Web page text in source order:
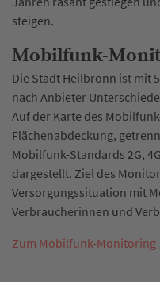
steigen.
Mobilfunk-
Die Stadt Heilbronn ist mit
nach Anbieter
Auf der Karte des
Flächenabdeckung,
Mobilfunk-Standards 2G,
dargestellt. Ziel des
Versorgungssituation mit
Verbraucherinnen und
Zum Mobilfunk-Monitoring